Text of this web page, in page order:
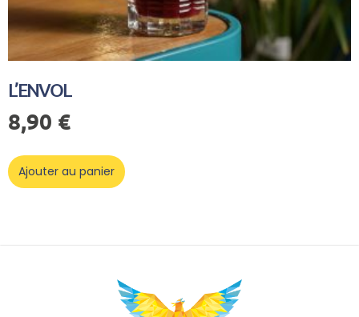
L’ENVOL
8,90 €
Ajouter au panier